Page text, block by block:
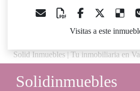
Visitas a este
Solid Inmuebles | Tu inmobiliaria en
Solidinmuebles